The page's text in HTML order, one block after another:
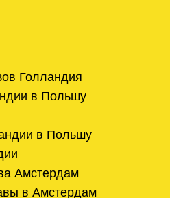
Голландия
в Польшу
в Польшу
Амстердам
в Амстердам